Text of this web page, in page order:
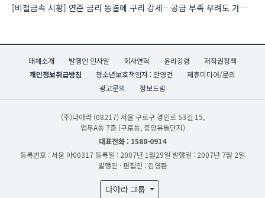
[비철금속 시황] 연준 금리 동결에 구리 강세…공급 부족 우려도 가격 지지
매체소개 발행인 인사말 회사연혁 윤리강령
저작권정책
개인정보취급방침
청소년보호책임자 : 안영건
제휴미디어/문의
광고문의
정보드림
(주)다아라 (08217) 서울 구로구 경인로 53길 15,
업무A동 7층 (구로동, 중앙유통단지)
대표전화 : 1588-0914
등록번호 : 서울 아00317 등록일 : 2007년 1월29일 발행일 : 2007년 7월 2일
발행인 · 편집인 : 김영환
다아라 그룹